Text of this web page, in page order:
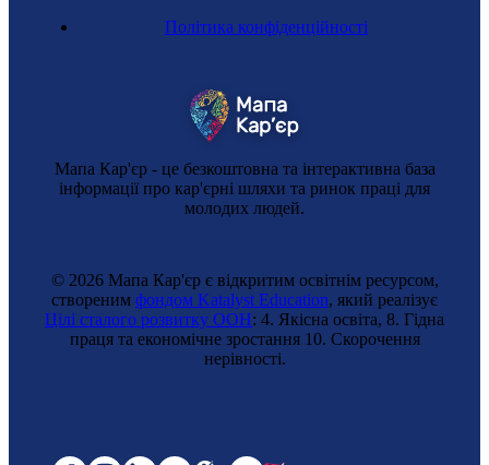
Мапа Кар'єр - це безкоштовна та інтерактивна база
інформації про кар'єрні шляхи та ринок праці для
молодих людей.
Політика конфіденційності
© 2026 Мапа Кар'єр є відкритим освітнім ресурсом,
створеним фондом Katalyst Education, який реалізує
Цілі сталого розвитку ООН: 4. Якісна освіта, 8. Гідна
праця та економічне зростання 10. Cкорочення
нерівності.